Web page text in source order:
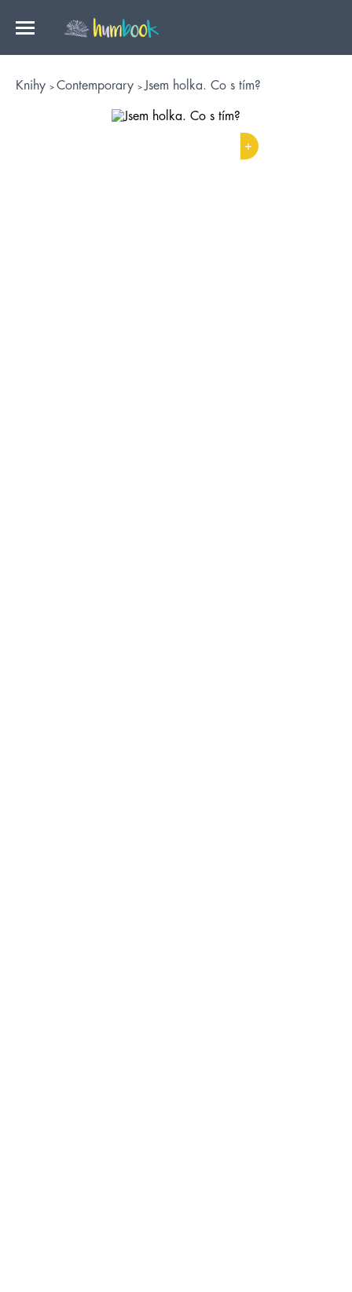
Knihy Contemporary Jsem holka. Co s tím?
+